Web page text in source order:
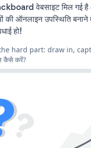
वेबसाइट मिल गई
की ऑनलाइन उपस्थिति बनाने
हो!
the hard part: draw in,
कैसे करें?